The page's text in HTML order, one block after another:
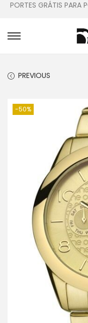
PORTES GRÁTIS PARA
PREVIOUS
-50%